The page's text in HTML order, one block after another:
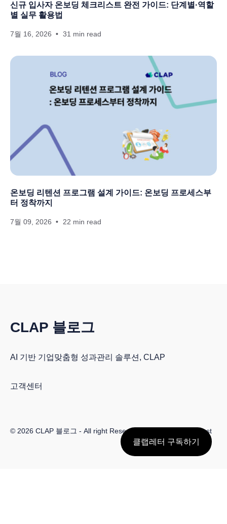
신규 입사자 온보딩 체크리스트 완전 가이드: 단계별·역할
별 실무 활용법
7월 16, 2026 31 min read
온보딩 리텐션 프로그램 설계 가이드: 온보딩 프로세스부
터 정착까지
7월 09, 2026 22 min read
CLAP 블로그
AI 기반 기업맞춤형 성과관리 솔루션, CLAP
고객센터
© 2026 CLAP 블로그 - All right Reserved. Published with Ghost
클랩레터 구독하기